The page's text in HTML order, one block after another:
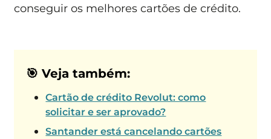
conseguir os melhores cartões de crédito.
🎯 Veja também:
Cartão de crédito Revolut: como
solicitar e ser aprovado?
Santander está cancelando cartões